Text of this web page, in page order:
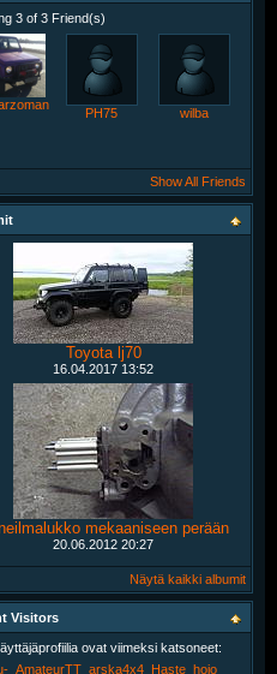
3 of 3 Friend(s)
PH75 wilba
Show All Friends
Toyota lj70
16.04.2017 13:52
mekaaniseen perään
20.06.2012 20:27
Näytä kaikki albumit
Visitors
ovat viimeksi katsoneet:
AmateurTT arska4x4 Haste hojo